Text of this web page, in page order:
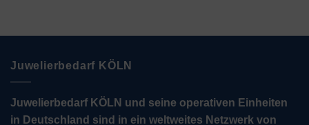
Juwelierbedarf KÖLN
Juwelierbedarf KÖLN und seine operativen Einheiten
in Deutschland sind in ein weltweites Netzwerk von